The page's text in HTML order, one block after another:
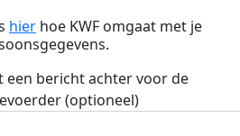
hier hoe KWF omgaat met je
een bericht achter voor de
(optioneel)